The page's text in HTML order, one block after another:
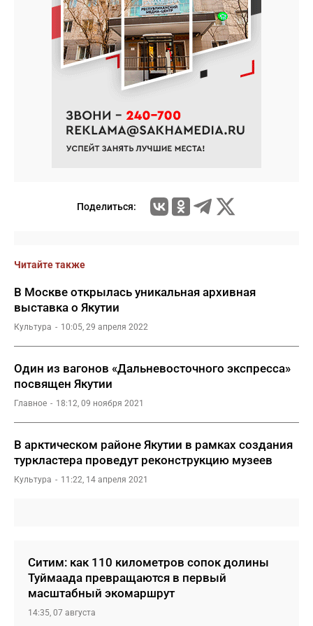
Поделиться:
Читайте также
В Москве открылась уникальная архивная
выставка о Якутии
Культура 10:05, 29 апреля 2022
Один из вагонов «Дальневосточного экспресса»
посвящен Якутии
Главное 18:12, 09 ноября 2021
В арктическом районе Якутии в рамках создания
туркластера проведут реконструкцию музеев
Культура 11:22, 14 апреля 2021
Ситим: как 110 километров сопок долины
Туймаада превращаются в первый
масштабный экомаршрут
14:35, 07 августа